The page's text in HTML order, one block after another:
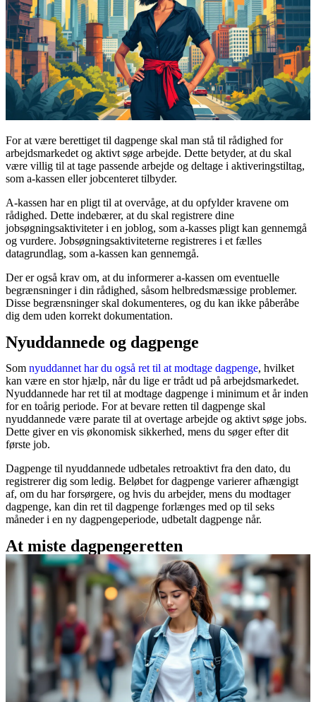
For at være berettiget til dagpenge skal man stå til rådighed for
arbejdsmarkedet og aktivt søge arbejde. Dette betyder, at du skal
være villig til at tage passende arbejde og deltage i aktiveringstiltag,
som a-kassen eller jobcenteret tilbyder.
A-kassen har en pligt til at overvåge, at du opfylder kravene om
rådighed. Dette indebærer, at du skal registrere dine
jobsøgningsaktiviteter i en joblog, som a-kasses pligt kan gennemgå
og vurdere. Jobsøgningsaktiviteterne registreres i et fælles
datagrundlag, som a-kassen kan gennemgå.
Der er også krav om, at du informerer a-kassen om eventuelle
begrænsninger i din rådighed, såsom helbredsmæssige problemer.
Disse begrænsninger skal dokumenteres, og du kan ikke påberåbe
dig dem uden korrekt dokumentation.
Nyuddannede og dagpenge
Som nyuddannet har du også ret til at modtage dagpenge, hvilket
kan være en stor hjælp, når du lige er trådt ud på arbejdsmarkedet.
Nyuddannede har ret til at modtage dagpenge i minimum et år inden
for en toårig periode. For at bevare retten til dagpenge skal
nyuddannede være parate til at overtage arbejde og aktivt søge jobs.
Dette giver en vis økonomisk sikkerhed, mens du søger efter dit
første job.
Dagpenge til nyuddannede udbetales retroaktivt fra den dato, du
registrerer dig som ledig. Beløbet for dagpenge varierer afhængigt
af, om du har forsørgere, og hvis du arbejder, mens du modtager
dagpenge, kan din ret til dagpenge forlænges med op til seks
måneder i en ny dagpengeperiode, udbetalt dagpenge når.
At miste dagpengeretten